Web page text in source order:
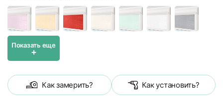
Показать еще
+
Как замерить? Как установить?